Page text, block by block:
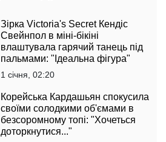
Зірка Victoria's Secret Кендіс
Свейнпол в міні-бікіні
влаштувала гарячий танець під
пальмами: "Ідеальна фігура"
1 січня, 02:20
Корейська Кардашьян спокусила
своїми солодкими об'ємами в
безсоромному топі: "Хочеться
доторкнутися..."